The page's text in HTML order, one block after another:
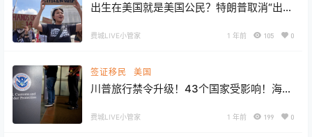
出生在美国就是美国公民？特朗普取消“出生
大信号！
费城LIVE小管家 1 年前 105 0
签证移民 美国
川普旅行禁令升级！43个国家受影响！海关
要别出境！
费城LIVE小管家 1 年前 199 0